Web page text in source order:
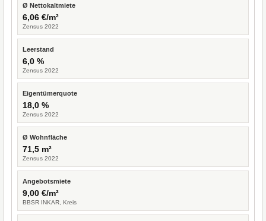
Ø Nettokaltmiete
6,06 €/m²
Zensus 2022
Leerstand
6,0 %
Zensus 2022
Eigentümerquote
18,0 %
Zensus 2022
Ø Wohnfläche
71,5 m²
Zensus 2022
Angebotsmiete
9,00 €/m²
BBSR INKAR, Kreis